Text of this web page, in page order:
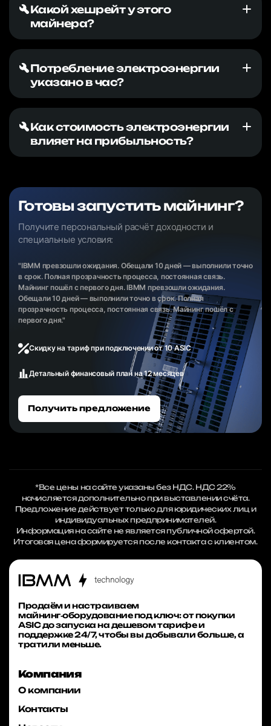
Какой хешрейт у этого
майнера?
Потребление электроэнергии
указано в час?
Как стоимость электроэнергии
влияет на прибыльность?
Готовы запустить майнинг?
Получите персональный расчёт доходности и
специальные условия:
"IBMM превзошли ожидания. Обещали 10 дней — выполнили точно
в срок. Полная прозрачность процесса, постоянная связь.
Майнинг пошёл с первого дня. IBMM превзошли ожидания.
Обещали 10 дней — выполнили точно в срок. Полная
прозрачность процесса, постоянная связь. Майнинг пошёл с
первого дня."
Скидку на тариф при подключении от 10 ASIC
Детальный финансовый план на 12 месяцев
Получить предложение
*Все цены на сайте указаны без НДС. НДС 22%
начисляется дополнительно при выставлении счёта.
Предложение действует только для юридических лиц и
индивидуальных предпринимателей.
Информация на сайте не является публичной офертой.
Итоговая цена формируется после контакта с клиентом.
Продаём и настраиваем
майнинг‑оборудование под ключ: от покупки
ASIC до запуска на дешевом тарифе и
поддержке 24/7, чтобы вы добывали больше, а
тратили меньше.
Компания
О компании
Контакты